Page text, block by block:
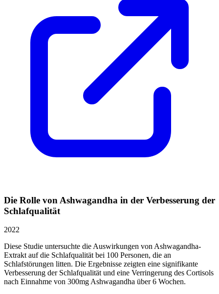
Die Rolle von Ashwagandha in der Verbesserung der
Schlafqualität
2022
Diese Studie untersuchte die Auswirkungen von Ashwagandha-
Extrakt auf die Schlafqualität bei 100 Personen, die an
Schlafstörungen litten. Die Ergebnisse zeigten eine signifikante
Verbesserung der Schlafqualität und eine Verringerung des Cortisols
nach Einnahme von 300mg Ashwagandha über 6 Wochen.